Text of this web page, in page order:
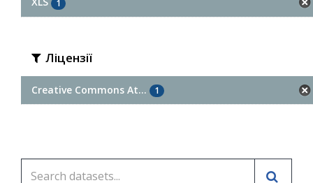
1
Ліцензії
Creative Commons At... 1